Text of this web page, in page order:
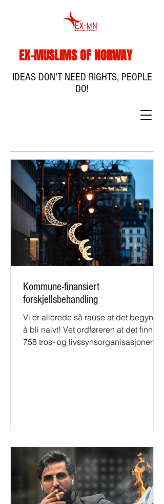
EX-MUSLIMS OF NORWAY
IDEAS DON'T NEED RIGHTS, PEOPLE
DO!
Kommune-finansiert
forskjellsbehandling
Vi er allerede så rause at det begynner
å bli naivt! Vet ordføreren at det finnes
758 tros- og livssynsorganisasjoner i